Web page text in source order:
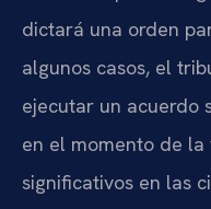
dictará una orden
algunos casos, el
ejecutar un acuerdo
en el momento de
significativos en las